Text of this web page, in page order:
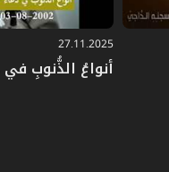
27.11.2025
أنواعُ الذُّنوبِ